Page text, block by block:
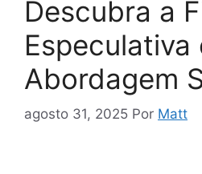
Descubra a
Especulativa
Abordagem
agosto 31, 2025 Por Matt